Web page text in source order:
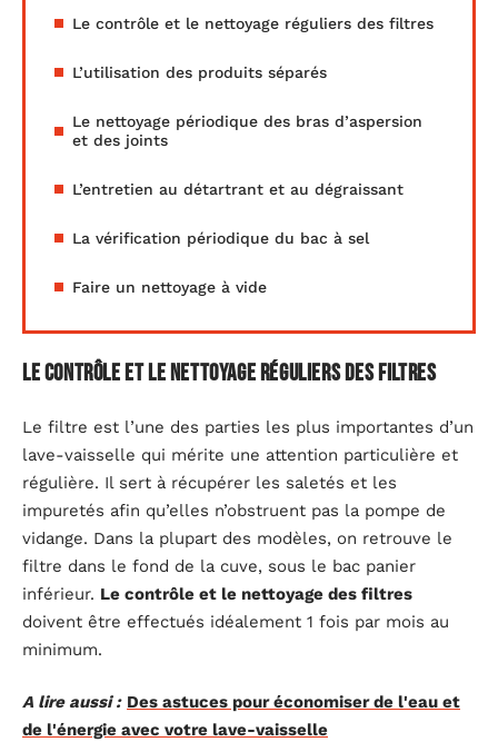
Le contrôle et le nettoyage réguliers des filtres
L’utilisation des produits séparés
Le nettoyage périodique des bras d’aspersion
et des joints
L’entretien au détartrant et au dégraissant
La vérification périodique du bac à sel
Faire un nettoyage à vide
Le contrôle et le nettoyage réguliers des filtres
Le filtre est l’une des parties les plus importantes d’un
lave-vaisselle qui mérite une attention particulière et
régulière. Il sert à récupérer les saletés et les
impuretés afin qu’elles n’obstruent pas la pompe de
vidange. Dans la plupart des modèles, on retrouve le
filtre dans le fond de la cuve, sous le bac panier
inférieur. Le contrôle et le nettoyage des filtres
doivent être effectués idéalement 1 fois par mois au
minimum.
A lire aussi : Des astuces pour économiser de l'eau et
de l'énergie avec votre lave-vaisselle